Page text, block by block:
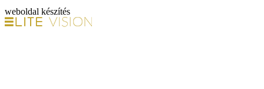
weboldal készítés